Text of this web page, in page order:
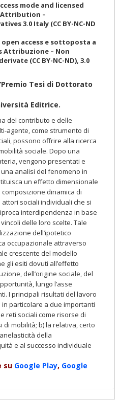
mode and licensed
Attribution –
3.0 Italy (CC BY-NC-ND
access e sottoposta a
Attribuzione – Non
(CC BY-NC-ND), 3.0
Tesi di Dottorato
Editrice.
del contributo e delle
agente, come strumento di
possono offrire alla ricerca
sociale. Dopo una
vengono presentati e
analisi del fenomeno in
un effetto dimensionale
dinamica di
sociali individuali che si
interdipendenza in base
delle loro scelte. Tale
dell’ipotetico
occupazionale attraverso
crescente del modello
gli esiti dovuti all’effetto
dell’origine sociale, del
lungo l’asse
I principali risultati del lavoro
particolare a due importanti
reti sociali come risorse di
mobilità; b) la relativa, certo
della
e al successo individuale
su Google Play, Google